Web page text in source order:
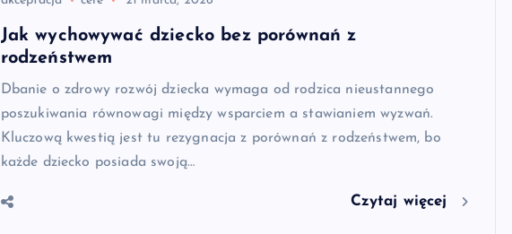
Jak wychowywać dziecko bez porównań z
rodzeństwem
Dbanie o zdrowy rozwój dziecka wymaga od rodzica nieustannego
poszukiwania równowagi między wsparciem a stawianiem wyzwań.
Kluczową kwestią jest tu rezygnacja z porównań z rodzeństwem, bo
każde dziecko posiada swoją…
Czytaj więcej